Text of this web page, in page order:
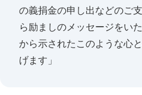
の義捐金の申し出などのご
ら励ましのメッセージをい
から示されたこのような心
げます」